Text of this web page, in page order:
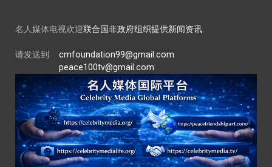
名人媒体电视欢迎联合国非政府组织提供新闻资讯.
请发送到 cmfoundation99@gmail.com
peace100tv@gmail.com